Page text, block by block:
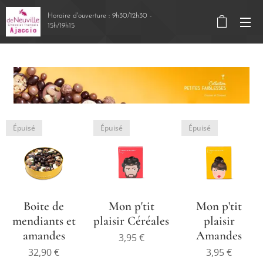
Horaire d'ouverture : 9h30/12h30 -
15h/19h15
Boite de
mendiants et
amandes
Épuisé
32,90€
Mon p'tit
plaisir Céréales
Épuisé
3,95€
Mon p'tit
plaisir
Amandes
Épuisé
3,95€